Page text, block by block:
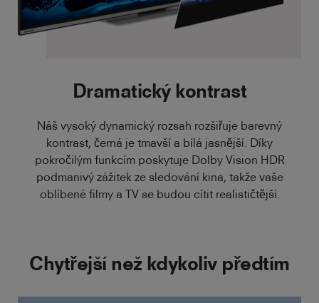
Dramatický kontrast
Náš vysoký dynamický rozsah rozšiřuje barevný
kontrast, černá je tmavší a bílá jasnější. Díky
pokročilým funkcím poskytuje Dolby Vision HDR
podmanivý zážitek ze sledování kina, takže vaše
oblíbené filmy a TV se budou cítit realističtější.
Chytřejší než kdykoliv předtím